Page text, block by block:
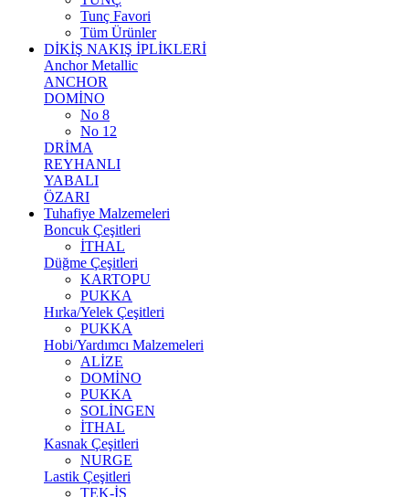
Tunç Favori
Tüm Ürünler
DİKİŞ NAKIŞ İPLİKLERİ
Anchor Metallic
ANCHOR
DOMİNO
No 8
No 12
DRİMA
REYHANLI
YABALI
ÖZARI
Tuhafiye Malzemeleri
Boncuk Çeşitleri
İTHAL
Düğme Çeşitleri
KARTOPU
PUKKA
Hırka/Yelek Çeşitleri
PUKKA
Hobi/Yardımcı Malzemeleri
ALİZE
DOMİNO
PUKKA
SOLİNGEN
İTHAL
Kasnak Çeşitleri
NURGE
Lastik Çeşitleri
TEK-İŞ